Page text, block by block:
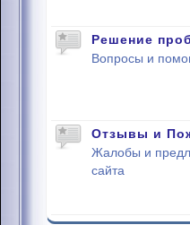
Решение
Вопросы и
Отзывы и
Жалобы и
сайта